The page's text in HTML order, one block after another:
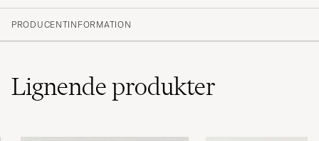
PRODUCENTINFORMATION
Lignendeprodukter